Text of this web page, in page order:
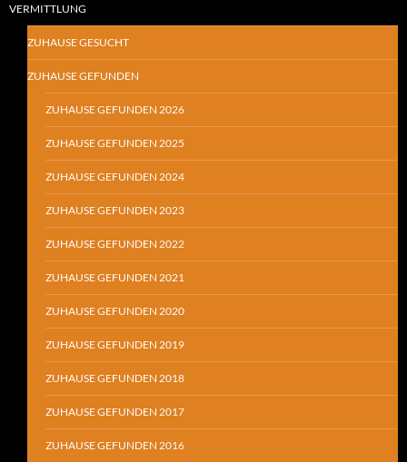
VERMITTLUNG
ZUHAUSE GESUCHT
ZUHAUSE GEFUNDEN
ZUHAUSE GEFUNDEN 2026
ZUHAUSE GEFUNDEN 2025
ZUHAUSE GEFUNDEN 2024
ZUHAUSE GEFUNDEN 2023
ZUHAUSE GEFUNDEN 2022
ZUHAUSE GEFUNDEN 2021
ZUHAUSE GEFUNDEN 2020
ZUHAUSE GEFUNDEN 2019
ZUHAUSE GEFUNDEN 2018
ZUHAUSE GEFUNDEN 2017
ZUHAUSE GEFUNDEN 2016